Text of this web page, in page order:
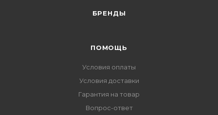
БРЕНДЫ
ПОМОЩЬ
Условия оплаты
Условия доставки
Гарантия на товар
Вопрос-ответ